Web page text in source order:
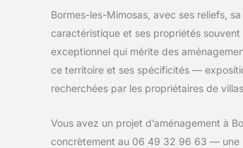
Bormes-les-Mimosas, avec ses reliefs,
caractéristique et ses propriétés
exceptionnel qui mérite des
ce territoire et ses spécificités —
recherchées par les propriétaires de
Vous avez un projet d’aménagement à
concrètement au 06 49 32 96 63 — une